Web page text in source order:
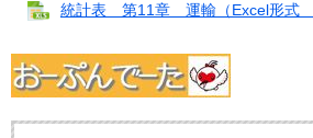
統計表 第11章 運輸（Excel形式